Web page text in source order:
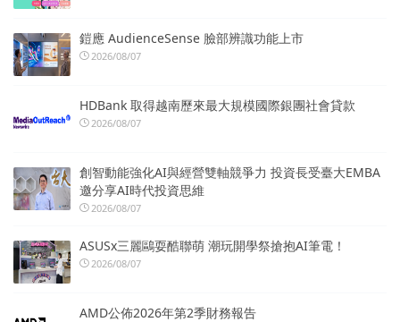
鎧應 AudienceSense 臉部辨識功能上市
2026/08/07
HDBank 取得越南歷來最大規模國際銀團社會貸款
2026/08/07
創智動能強化AI與經營雙軸競爭力 投資長受臺大EMBA
邀分享AI時代投資思維
2026/08/07
ASUSx三麗鷗耍酷聯萌 潮玩開學祭搶抱AI筆電！
2026/08/07
AMD公佈2026年第2季財務報告